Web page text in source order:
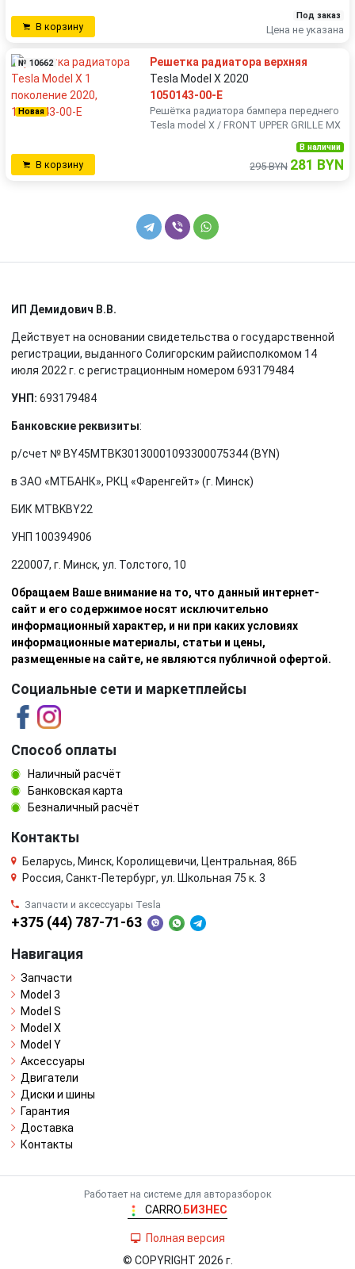
В корзину
Под заказ
Цена не указана
Новая
№ 10662
Решетка радиатора верхняя
Tesla Model X 2020
1050143-00-E
Решётка радиатора бампера переднего
Tesla model X / FRONT UPPER GRILLE MX
В корзину
В наличии
295 BYN 281 BYN
ИП Демидович В.В.
Действует на основании свидетельства о государственной
регистрации, выданного Солигорским райисполкомом 14
июля 2022 г. с регистрационным номером 693179484
УНП: 693179484
Банковские реквизиты:
р/счет № BY45MTBK30130001093300075344 (BYN)
в ЗАО «МТБАНК», РКЦ «Фаренгейт» (г. Минск)
БИК MTBKBY22
УНП 100394906
220007, г. Минск, ул. Толстого, 10
Обращаем Ваше внимание на то, что данный интернет-
сайт и его содержимое носят исключительно
информационный характер, и ни при каких условиях
информационные материалы, статьи и цены,
размещенные на сайте, не являются публичной офертой.
Социальные сети и маркетплейсы
Способ оплаты
Наличный расчёт
Банковская карта
Безналичный расчёт
Контакты
Беларусь, Минск, Королищевичи, Центральная, 86Б
Россия, Санкт-Петербург, ул. Школьная 75 к. 3
Запчасти и аксессуары Tesla
+375 (44) 787-71-63
Навигация
Запчасти
Model 3
Model S
Model X
Model Y
Аксессуары
Двигатели
Диски и шины
Гарантия
Доставка
Контакты
Работает на системе для авторазборок
CARRO. БИЗНЕС
Полная версия
© COPYRIGHT 2026 г.